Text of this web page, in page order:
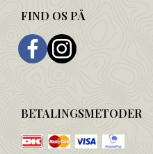
FIND OS PÅ
BETALINGSMETODER